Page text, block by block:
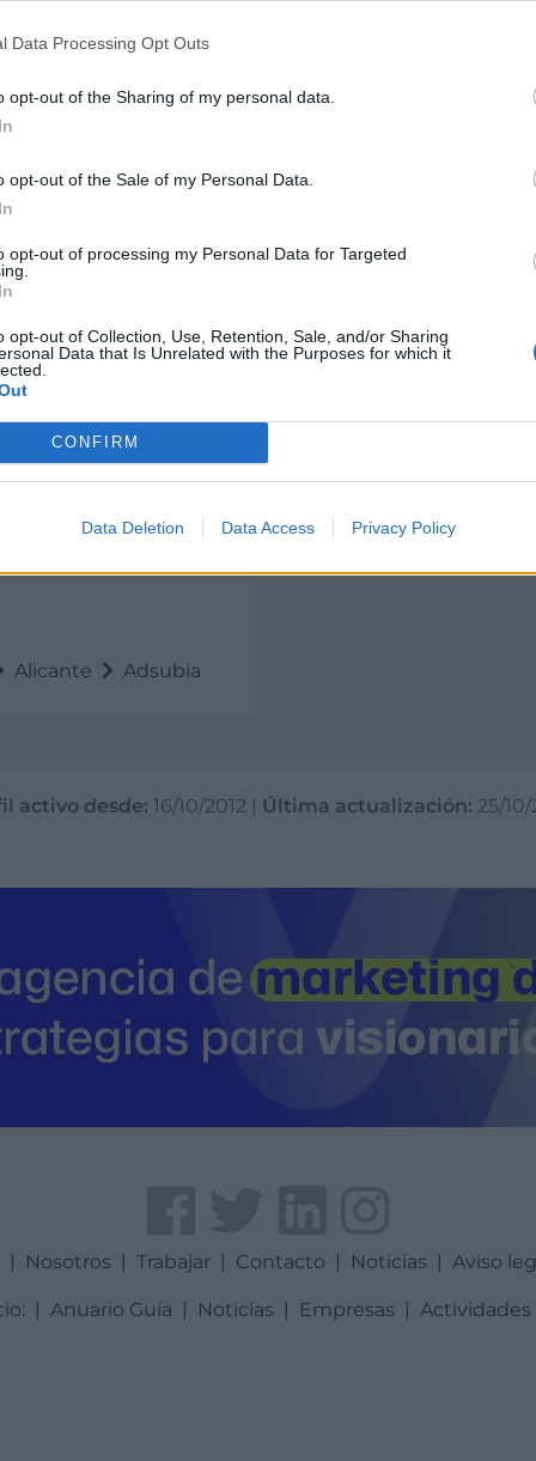
Data Processing Opt Outs
opt-out of the Sharing of my personal data.
opt-out of the Sale of my Personal Data.
opt-out of processing my Personal Data for Targeted
opt-out of Collection, Use, Retention, Sale, and/or Sharing
Data that Is Unrelated with the Purposes for which it
CONFIRM
Data Deletion Data Access Privacy Policy
Alicante Adsubia
Química, Petroquímica,
activo desde: 16/10/2012 | Última actualización: 25/
| Nosotros | Trabajar | Contacto | Noticias | Aviso
| Anuario Guía | Noticias | Empresas | Actividades